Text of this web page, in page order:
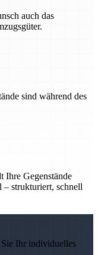
auch das
sind während des
Ihre Gegenstände
– strukturiert, schnell
Ihr individuelles